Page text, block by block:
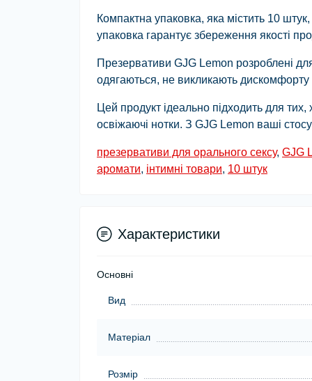
Компактна упаковка, яка містить 10
упаковка гарантує збереження якості
Презервативи GJG Lemon розроблені
одягаються, не викликають
Цей продукт ідеально підходить для
освіжаючі нотки. З GJG Lemon ваші
презервативи для орального сексу, GJG
аромати, інтимні товари, 10 штук
Характеристики
Основні
Вид
Матеріал
Розмір